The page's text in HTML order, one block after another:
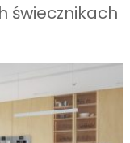
świecznikach